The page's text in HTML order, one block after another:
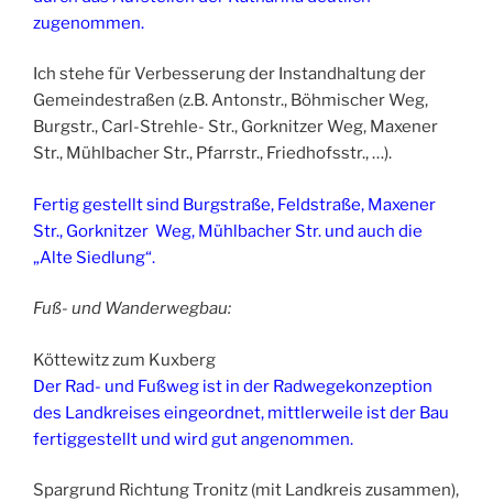
zugenommen.
Ich stehe für Verbesserung der Instandhaltung der
Gemeindestraßen (z.B. Antonstr., Böhmischer Weg,
Burgstr., Carl-Strehle- Str., Gorknitzer Weg, Maxener
Str., Mühlbacher Str., Pfarrstr., Friedhofsstr., …).
Fertig gestellt sind Burgstraße, Feldstraße, Maxener
Str., Gorknitzer Weg, Mühlbacher Str. und auch die
„Alte Siedlung“.
Fuß- und Wanderwegbau:
Köttewitz zum Kuxberg
Der Rad- und Fußweg ist in der Radwegekonzeption
des Landkreises eingeordnet, mittlerweile ist der Bau
fertiggestellt und wird gut angenommen.
Spargrund Richtung Tronitz (mit Landkreis zusammen),